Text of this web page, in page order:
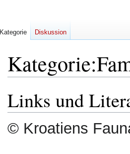
Kategorie:
Navigation
springen
Suche
springen
Links und
© Kroatiens
Kategorie Diskussion